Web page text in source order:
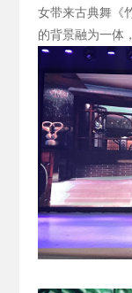
女带来古典舞《
的背景融为一体